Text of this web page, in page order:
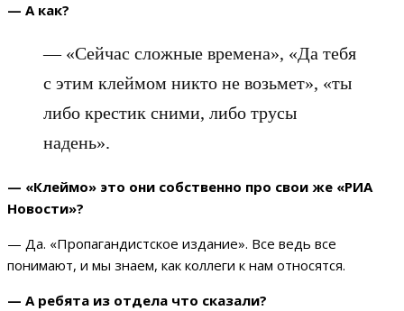
— А как?
— «Сейчас сложные времена», «Да тебя
с этим клеймом никто не возьмет», «ты
либо крестик сними, либо трусы
надень».
— «Клеймо» это они собственно про свои же «РИА
Новости»?
— Да. «Пропагандистское издание». Все ведь все
понимают, и мы знаем, как коллеги к нам относятся.
— А ребята из отдела что сказали?